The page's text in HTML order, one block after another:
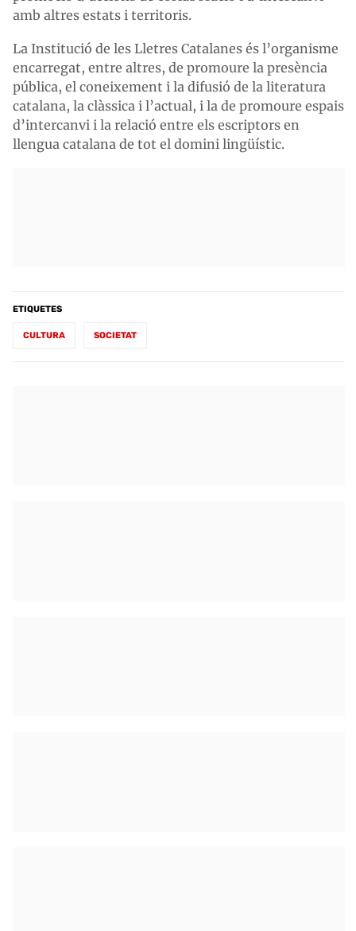
amb altres estats i territoris.
La Institució de les Lletres Catalanes és l’organisme
encarregat, entre altres, de promoure la presència
pública, el coneixement i la difusió de la literatura
catalana, la clàssica i l’actual, i la de promoure espais
d’intercanvi i la relació entre els escriptors en
llengua catalana de tot el domini lingüístic.
ETIQUETES
CULTURA SOCIETAT